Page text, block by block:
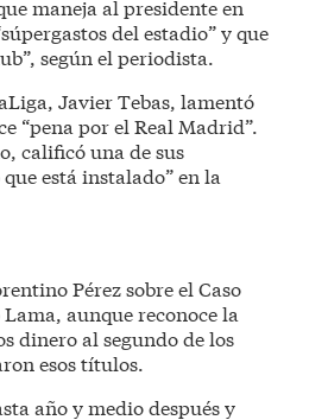
maneja al presidente en
del estadio” y que
según el periodista.
Javier Tebas, lamentó
“pena por el Real Madrid”.
calificó una de sus
está instalado” en la
Pérez sobre el Caso
aunque reconoce la
dinero al segundo de los
esos títulos.
año y medio después y